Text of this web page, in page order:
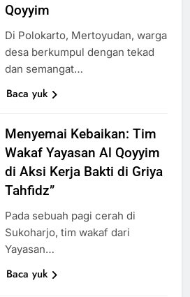
Qoyyim
Di Polokarto, Mertoyudan, warga
desa berkumpul dengan tekad
dan semangat…
Baca yuk
Menyemai Kebaikan: Tim
Wakaf Yayasan Al Qoyyim
di Aksi Kerja Bakti di Griya
Tahfidz”
Pada sebuah pagi cerah di
Sukoharjo, tim wakaf dari
Yayasan…
Baca yuk